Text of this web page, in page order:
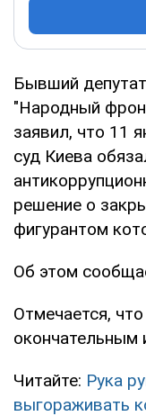
Бывший
"Народный
заявил, что 11
суд Киева
решение о
фигурантом
Об этом
Отмечается,
окончательным
Читайте: Рука
выгораживать